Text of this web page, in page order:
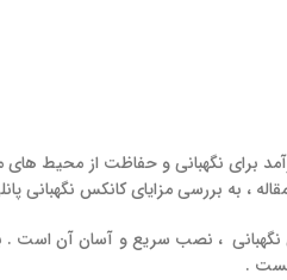
برای نگهبانی و حفاظت از محیط‌
، به بررسی مزایای کانکس نگهبانی
، نصب سریع و آسان آن است
.